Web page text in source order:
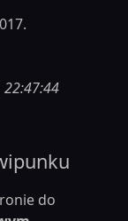
22:47:44
do